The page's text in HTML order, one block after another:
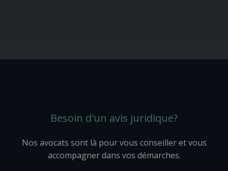
Besoin d'un avis juridique?
Nos avocats sont là pour vous conseiller et vous
accompagner dans vos démarches.